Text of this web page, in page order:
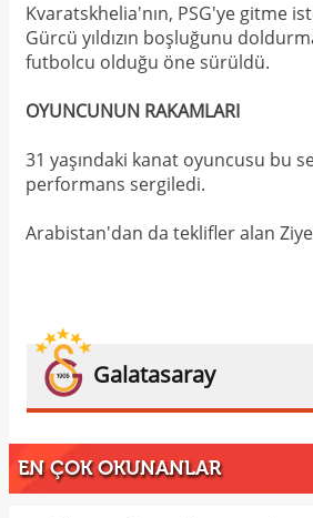
Kvaratskhelia'nın, PSG'ye gitme
Gürcü yıldızın boşluğunu
futbolcu olduğu öne sürüldü.
OYUNCUNUN RAKAMLARI
31 yaşındaki kanat oyuncusu bu
performans sergiledi.
Arabistan'dan da teklifler alan
Galatasaray
EN ÇOK OKUNANLAR